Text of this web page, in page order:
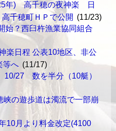
年) 高千穂の夜神楽 日
千穂町ＨＰで公開 (11/23)
始？西臼杵漁業協同組合
楽日程 公表10地区、非公
等へ (11/17)
27 数を半分（10艇）
峡の遊歩道は濁流で一部崩
10月より料金改定(4100